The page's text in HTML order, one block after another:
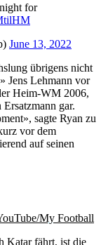
for
June 13, 2022
übrigens nicht
Jens Lehmann vor
Heim-WM 2006,
gar.
sagte Ryan zu
vor dem
auf seinen
My Football
Katar fährt, ist die